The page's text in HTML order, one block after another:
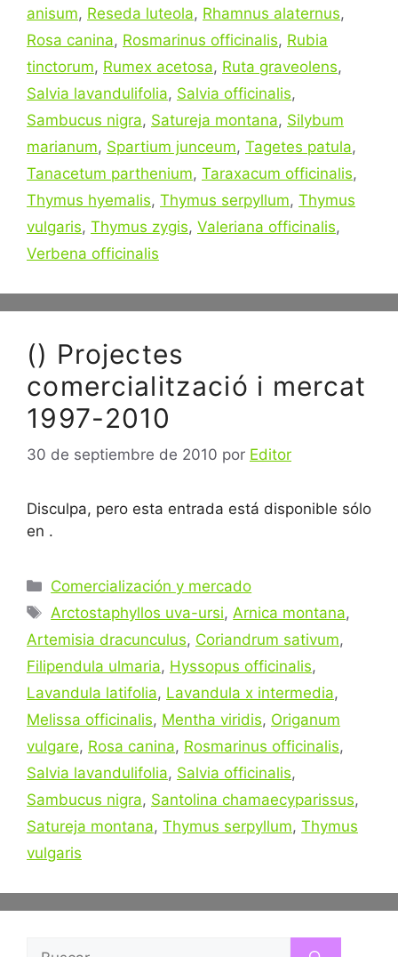
anisum, Reseda luteola, Rhamnus alaternus,
Rosa canina, Rosmarinus officinalis, Rubia
tinctorum, Rumex acetosa, Ruta graveolens,
Salvia lavandulifolia, Salvia officinalis,
Sambucus nigra, Satureja montana, Silybum
marianum, Spartium junceum, Tagetes patula,
Tanacetum parthenium, Taraxacum officinalis,
Thymus hyemalis, Thymus serpyllum, Thymus
vulgaris, Thymus zygis, Valeriana officinalis,
Verbena officinalis
() Projectes
comercialització i mercat
1997-2010
30 de septiembre de 2010 por Editor
Disculpa, pero esta entrada está disponible sólo
en .
Categorías
Comercialización y mercado
Etiquetas
Arctostaphyllos uva-ursi,Arnica montana,
Artemisia dracunculus, Coriandrum sativum,
Filipendula ulmaria, Hyssopus officinalis,
Lavandula latifolia, Lavandula x intermedia,
Melissa officinalis, Mentha viridis, Origanum
vulgare, Rosa canina, Rosmarinus officinalis,
Salvia lavandulifolia, Salvia officinalis,
Sambucus nigra, Santolina chamaecyparissus,
Satureja montana, Thymus serpyllum, Thymus
vulgaris
Buscar: